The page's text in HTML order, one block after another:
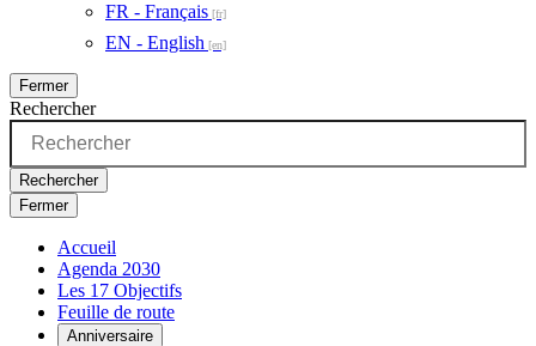
FR - Français
EN - English
Fermer
Rechercher
Rechercher
Fermer
Accueil
Agenda 2030
Les 17 Objectifs
Feuille de route
Anniversaire